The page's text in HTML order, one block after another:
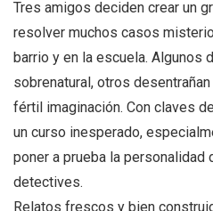
Tres amigos deciden crear un
resolver muchos casos
barrio y en la escuela. Algunos
sobrenatural, otros
fértil imaginación. Con claves
un curso inesperado,
poner a prueba la personalidad
detectives.
Relatos frescos y bien